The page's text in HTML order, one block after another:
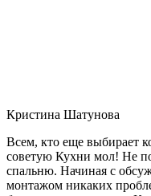
Кристина Шатунова
Всем, кто еще выбирает
советую Кухни мол! Не
спальню. Начиная с
монтажом никаких